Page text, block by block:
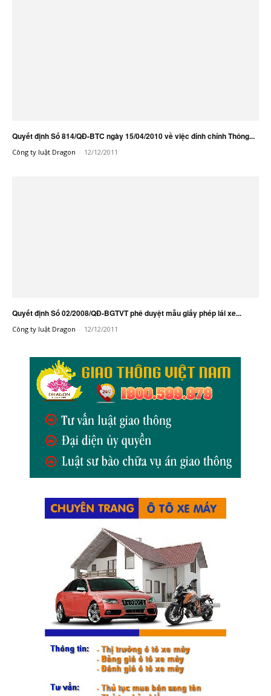
Quyết định Số 814/QĐ-BTC ngày 15/04/2010 về việc đính chính Thông...
Công ty luật Dragon - 12/12/2011
Quyết định Số 02/2008/QĐ-BGTVT phê duyệt mẫu giấy phép lái xe...
Công ty luật Dragon - 12/12/2011